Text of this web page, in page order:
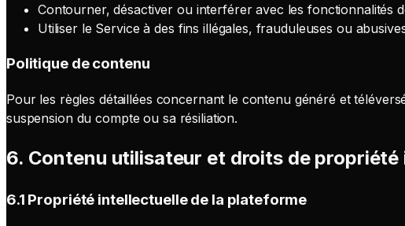
Contourner, désactiver ou interférer avec les fonctionnalités
Utiliser le Service à des fins illégales, frauduleuses ou
Politique de contenu
Pour les règles détaillées concernant le contenu généré et
suspension du compte ou sa résiliation.
6. Contenu utilisateur et droits de
6.1 Propriété intellectuelle de la plateforme